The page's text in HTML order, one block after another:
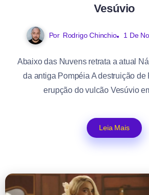
Vesúvio
Por Rodrigo Chinchio 1 De
Abaixo das Nuvens retrata a atual
da antiga Pompéia A destruição de
erupção do vulcão Vesúvio
Leia Mais